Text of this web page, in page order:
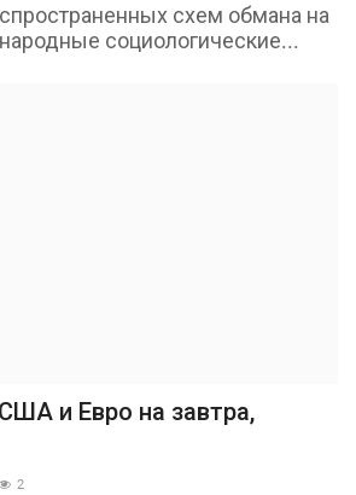
схем обмана на
социологические...
и Евро на завтра,
2